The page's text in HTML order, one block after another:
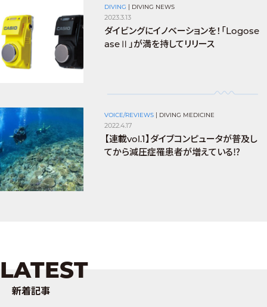
DIVING | DIVING NEWS
2023.3.13
ダイビングにイノベーションを！「Logose
aseⅡ」が満を持してリリース
VOICE/REVIEWS | DIVING MEDICINE
2022.4.17
【連載vol.1】ダイブコンピュータが普及し
てから減圧症罹患者が増えている⁉
LATEST
新着記事